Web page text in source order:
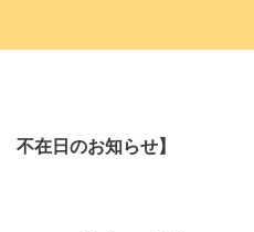
不在日のお知らせ】